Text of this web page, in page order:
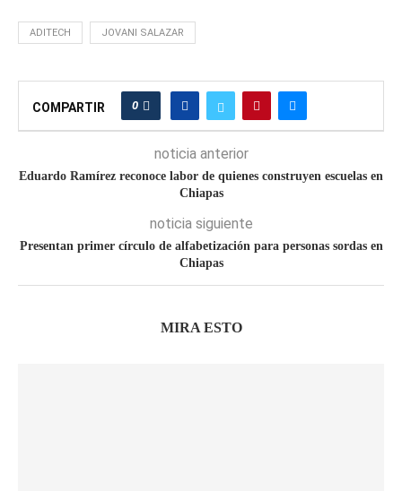
ADITECH JOVANI SALAZAR
COMPARTIR 0
noticia anterior
Eduardo Ramírez reconoce labor de quienes construyen escuelas en
Chiapas
noticia siguiente
Presentan primer círculo de alfabetización para personas sordas en
Chiapas
MIRA ESTO